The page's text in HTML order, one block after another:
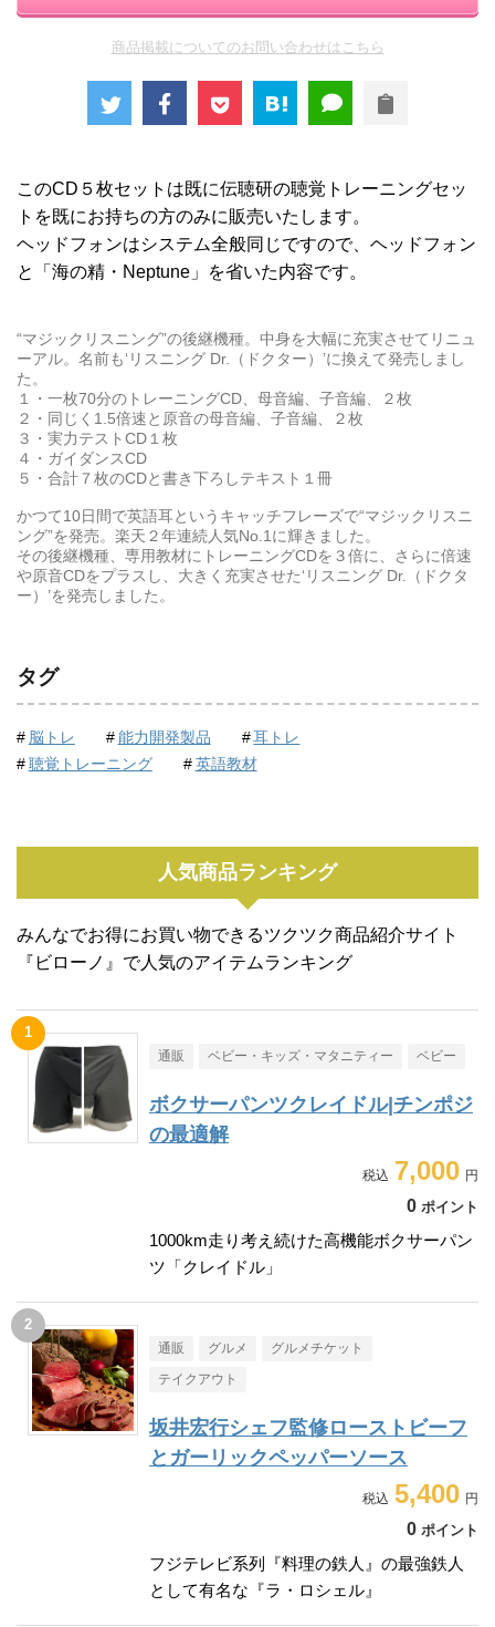
商品掲載についてのお問い合わせはこちら
このCD５枚セットは既に伝聴研の聴覚トレーニングセッ
トを既にお持ちの方のみに販売いたします。
ヘッドフォンはシステム全般同じですので、ヘッドフォン
と「海の精・Neptune」を省いた内容です。
“マジックリスニング”の後継機種。中身を大幅に充実させてリニュ
ーアル。名前も‘リスニング Dr.（ドクター）’に換えて発売しまし
た。
１・一枚70分のトレーニングCD、母音編、子音編、２枚
２・同じく1.5倍速と原音の母音編、子音編、２枚
３・実力テストCD１枚
４・ガイダンスCD
５・合計７枚のCDと書き下ろしテキスト１冊
かつて10日間で英語耳というキャッチフレーズで“マジックリスニ
ング”を発売。楽天２年連続人気No.1に輝きました。
その後継機種、専用教材にトレーニングCDを３倍に、さらに倍速
や原音CDをプラスし、大きく充実させた‘リスニング Dr.（ドクタ
ー）’を発売しました。
タグ
脳トレ 能力開発製品
耳トレ
聴覚トレーニング
英語教材
人気商品ランキング
みんなでお得にお買い物できるツクツク商品紹介サイト
『ビローノ』で人気のアイテムランキング
通販 ベビー・キッズ・マタニティー ベビー
ボクサーパンツクレイドル|チンポジ
の最適解
7,000
0 ポイント
1000km走り考え続けた高機能ボクサーパン
ツ「クレイドル」
通販 グルメ グルメチケット
テイクアウト
坂井宏行シェフ監修ローストビーフ
とガーリックペッパーソース
5,400
0 ポイント
フジテレビ系列『料理の鉄人』の最強鉄人
として有名な『ラ・ロシェル』